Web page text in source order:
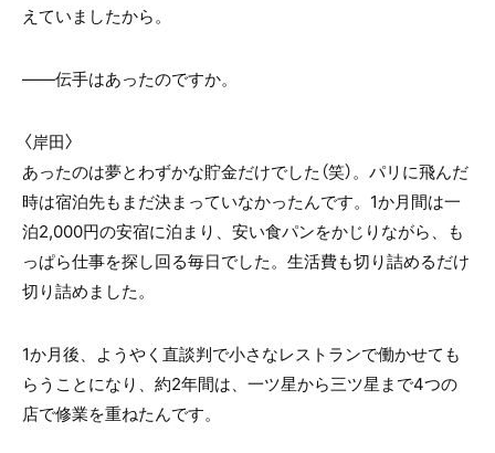
えていましたから。
――伝手はあったのですか。
〈岸田〉
あったのは夢とわずかな貯金だけでした（笑）。パリに飛んだ
時は宿泊先もまだ決まっていなかったんです。1か月間は一
泊2,000円の安宿に泊まり、安い食パンをかじりながら、も
っぱら仕事を探し回る毎日でした。生活費も切り詰めるだけ
切り詰めました。
1か月後、ようやく直談判で小さなレストランで働かせても
らうことになり、約2年間は、一ツ星から三ツ星まで4つの
店で修業を重ねたんです。